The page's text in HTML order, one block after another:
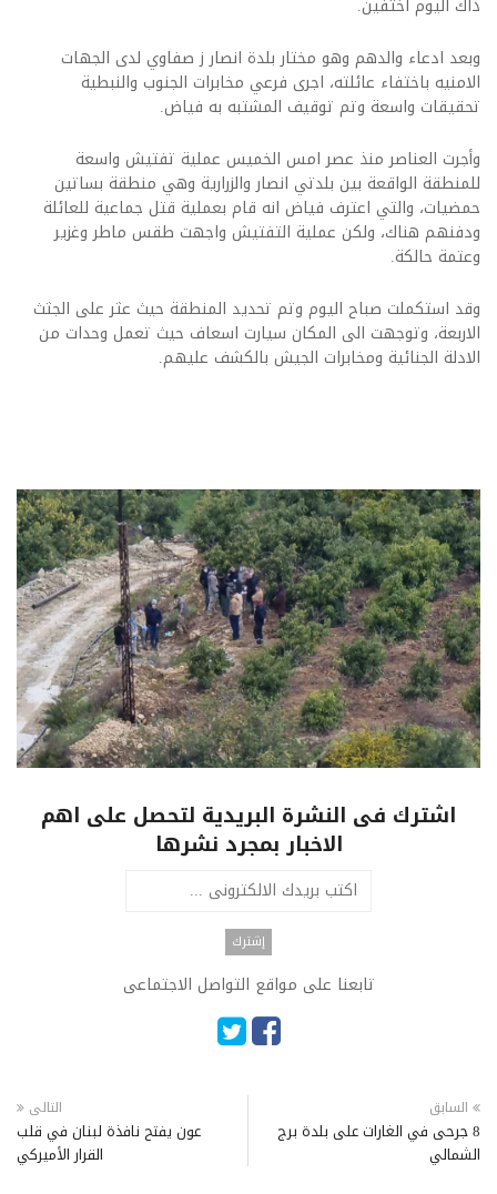
وبعد ادعاء والدهم وهو مختار بلدة انصار ز صفاوي لدى الجهات
الامنيه باختفاء عائلته، اجرى فرعي مخابرات الجنوب والنبطية
تحقيقات واسعة وتم توقيف المشتبه به فياض.
وأجرت العناصر منذ عصر امس الخميس عملية تفتيش واسعة
للمنطقة الواقعة بين بلدتي انصار والزرارية وهي منطقة بساتين
حمضيات، والتي اعترف فياض انه قام بعملية قتل جماعية للعائلة
ودفنهم هناك، ولكن عملية التفتيش واجهت طقس ماطر وغزير
وعتمة حالكة.
وقد استكملت صباح اليوم وتم تحديد المنطقة حيث عثر على الجثث
الاربعة، وتوجهت الى المكان سيارت اسعاف حيث تعمل وحدات من
الادلة الجنائية ومخابرات الجيش بالكشف عليهم.
اشترك فى النشرة البريدية لتحصل على اهم
الاخبار بمجرد نشرها
تابعنا على مواقع التواصل الاجتماعى
السابق
8 جرحى في الغارات على بلدة برج
الشمالي
التالى
عون يفتح نافذة لبنان في قلب
القرار الأميركي